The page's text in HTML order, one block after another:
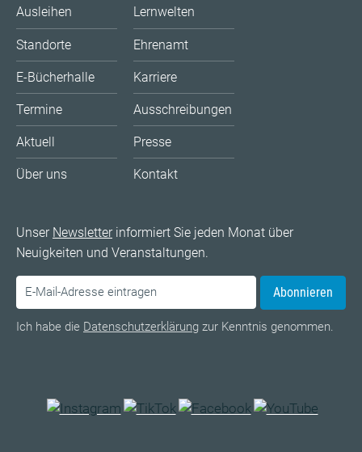
Ausleihen
Standorte
E-Bücherhalle
Termine
Aktuell
Über uns
Lernwelten
Ehrenamt
Karriere
Ausschreibungen
Presse
Kontakt
Unser Newsletterinformiert Sie jeden Monat über
Neuigkeiten und Veranstaltungen.
Abonnieren
Ich habe die Datenschutzerklärung zur Kenntnis genommen.